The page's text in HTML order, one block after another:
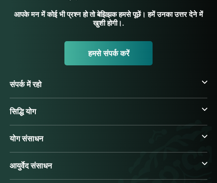
आपके मन में कोई भी प्रश्न हो तो बेझिझक हमसे पूछें। हमें उनका उत्तर देने में
खुशी होगी।.
हमसे संपर्क करें
संपर्क में रहो
सिद्धि योग
योग संसाधन
आयुर्वेद संसाधन